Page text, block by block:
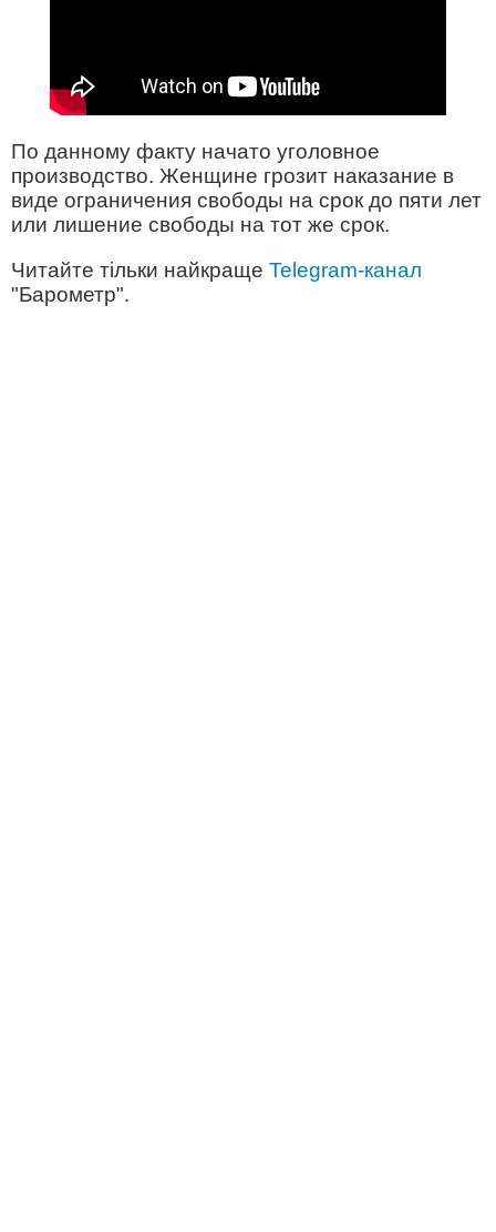
По данному факту начато уголовное
производство. Женщине грозит наказание в
виде ограничения свободы на срок до пяти лет
или лишение свободы на тот же срок.
Читайте тільки найкраще Telegram-канал
"Барометр".